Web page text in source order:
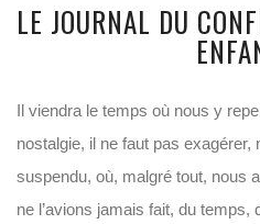
LE JOURNAL DU
Il viendra le temps où nous y
nostalgie, il ne faut pas
suspendu, où, malgré tout, nous
ne l’avions jamais fait, du